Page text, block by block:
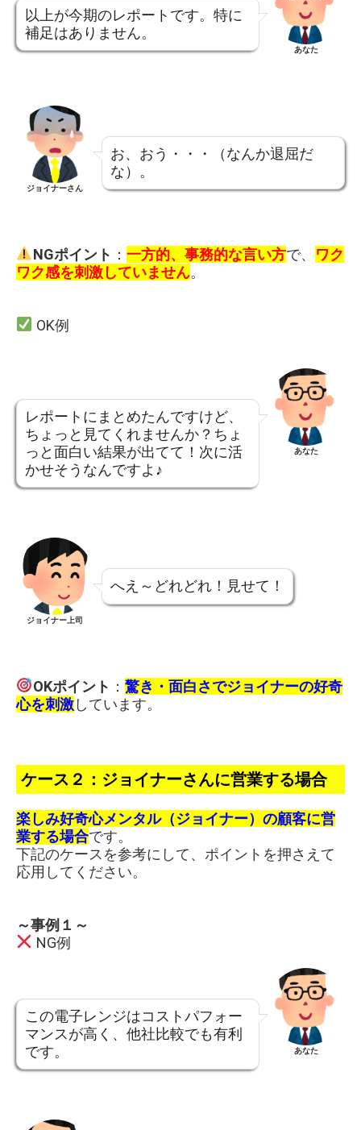
以上が今期のレポートです。特に
補足はありません。
あなた
ジョイナーさん
お、おう・・・（なんか退屈だ
な）。
NGポイント ： 一方的、事務的な言い方で、
ワク
ワク感を刺激していません。
OK例
レポートにまとめたんですけど、
ちょっと見てくれませんか？ちょ
っと面白い結果が出てて！次に活
かせそうなんですよ♪
あなた
ジョイナー上司
へえ～どれどれ！見せて！
OKポイント ： 驚き・面白さでジョイナーの好奇
心を刺激しています。
ケース２：ジョイナーさんに営業する場合
楽しみ好奇心メンタル（ジョイナー）の顧客に営
業する場合です。
下記のケースを参考にして、ポイントを押さえて
応用してください。
～事例１～
NG例
この電子レンジはコストパフォー
マンスが高く、他社比較でも有利
です。
あなた